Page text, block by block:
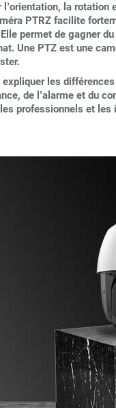
l’orientation, la
PTRZ facilite
permet de gagner
Une PTZ est une
les
de l’alarme et du
professionnels et les